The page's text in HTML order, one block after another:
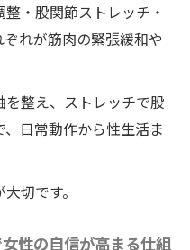
の施術を通じたポジ
方
整体院ワイルドボデ
施術で叶う女性の
・股関節ストレッチ・
れが筋肉の緊張緩和や
整え、ストレッチで股
日常動作から性生活ま
切です。
性の自信が高まる仕組